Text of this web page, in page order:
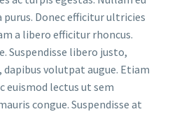
Donec efficitur ultricies
a libero efficitur rhoncus.
Suspendisse libero justo,
volutpat augue. Etiam
euismod lectus ut sem
congue. Suspendisse at